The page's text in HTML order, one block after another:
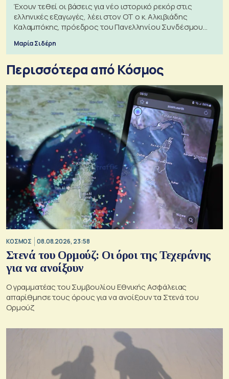
Έχουν τεθεί οι βάσεις για νέο ιστορικό ρεκόρ στις
ελληνικές εξαγωγές, λέει στον ΟΤ ο κ. Αλκιβιάδης
Καλαμπόκης, πρόεδρος του Πανελληνίου Συνδέσμου
Μαρία Σιδέρη
Περισσότερα από Κόσμος
ΚΟΣΜΟΣ 08.08.2026, 23:58
Στενά του Ορμούζ: Οι όροι της Τεχεράνης
για να ανοίξουν
Ο γραμματέας του Συμβουλίου Εθνικής Ασφάλειας
απαρίθμησε τους όρους για να ανοίξουν τα Στενά του
Ορμούζ